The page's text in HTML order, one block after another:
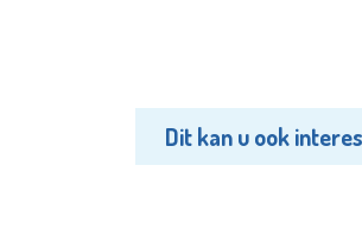
Dit kan u ook